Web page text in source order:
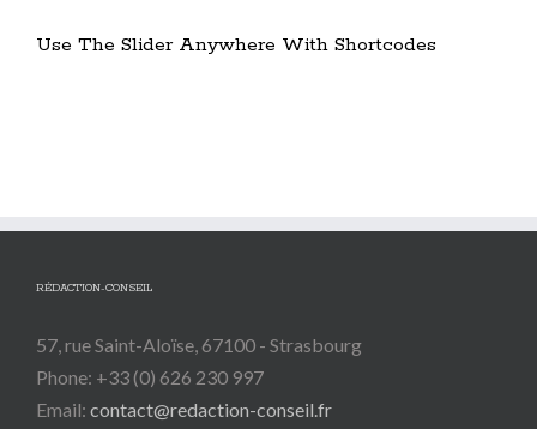
Use The Slider Anywhere With Shortcodes
RÉDACTION-CONSEIL
57, rue Saint-Aloïse, 67100 - Strasbourg
Phone: +33 (0) 626 230 997
Email: contact@redaction-conseil.fr